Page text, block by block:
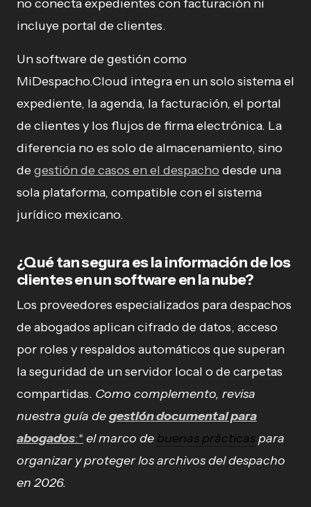
no conecta expedientes con facturación ni
incluye portal de clientes.
Un software de gestión como
MiDespacho.Cloud integra en un solo sistema el
expediente, la agenda, la facturación, el portal
de clientes y los flujos de firma electrónica. La
diferencia no es solo de almacenamiento, sino
degestión de casos en el despacho desde una
sola plataforma, compatible con el sistema
jurídico mexicano.
¿Qué tan segura es la información de los
clientes en un software en la nube?
Los proveedores especializados para despachos
de abogados aplican cifrado de datos, acceso
por roles y respaldos automáticos que superan
la seguridad de un servidor local o de carpetas
compartidas. Como complemento, revisa
nuestra guía degestión documental para
abogados:*el marco de buenas prácticaspara
organizar y proteger los archivos del despacho
en 2026.